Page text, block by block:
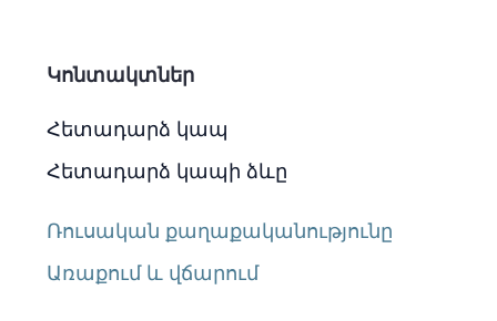
Կոնտակտներ
Հետադարձ կապ
Հետադարձ կապի ձևը
Ռուսական քաղաքականությունը
Առաքում և վճարում